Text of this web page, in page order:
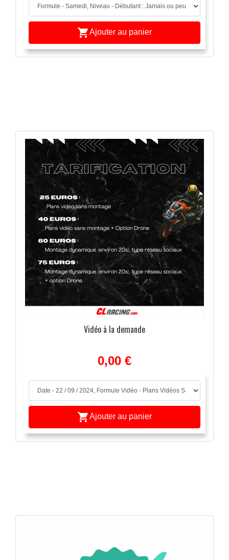
Ajouter au panier
Vidéo à la demande
0,00 €
Ajouter au panier